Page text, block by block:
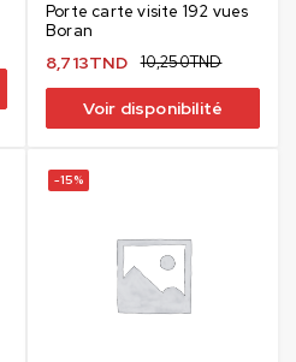
Porte carte visite 192 vues
Boran
10,250TND
8,713TND
Voir disponibilité
-15%